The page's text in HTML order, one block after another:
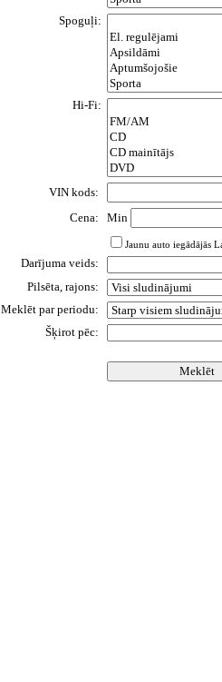
Spoguļi:
Hi-Fi:
VIN kods:
Cena:
Min
Jaunu auto iegādājās
Darījuma veids:
Pilsēta, rajons:
Meklēt par periodu:
Šķirot pēc: